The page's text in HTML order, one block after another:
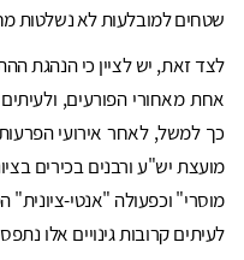
שטחים למובלעות לא נשלטות
לצד זאת, יש לציין כי הנהגת
אחת מאחורי הפורעים,
מועצת יש"ע ורבנים בכירים
מוסרי" וכפעולה "אנטי-
לעיתים קרובות גינויים אלו